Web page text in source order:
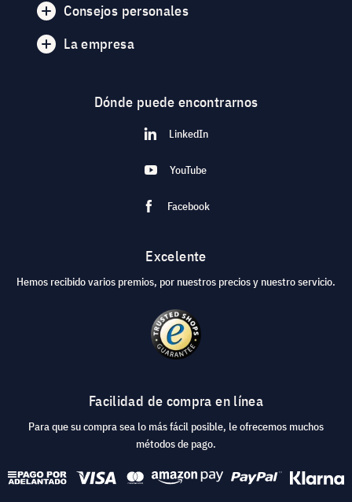
Consejos personales
La empresa
Dónde puede encontrarnos
LinkedIn
YouTube
Facebook
Excelente
Hemos recibido varios premios, por nuestros precios y nuestro servicio.
Facilidad de compra en línea
Para que su compra sea lo más fácil posible, le ofrecemos muchos
métodos de pago.